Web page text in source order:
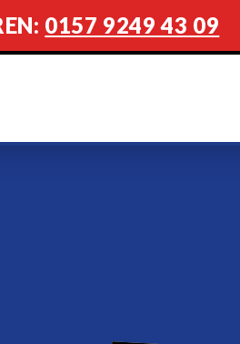
0157 9249 43 09